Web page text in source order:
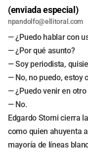
(enviada especial)
npandolfo@ellitoral.com
— ¿Puedo hablar con
— ¿Por qué asunto?
— Soy periodista,
— No, no puedo, estoy
— ¿Puedo venir en
— No.
Edgardo Storni cierra
como quien ahuyenta
mayoría de líneas